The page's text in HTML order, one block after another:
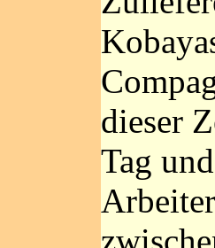
dieser
Tag